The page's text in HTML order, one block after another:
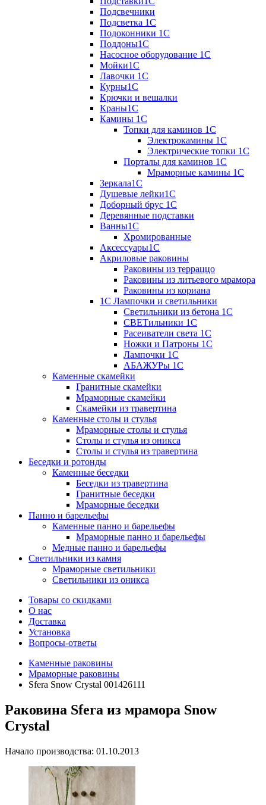
Подсвечники
Подсветка 1С
Подоконники 1С
Поддоны1С
Насосное оборудование 1С
Мойки1С
Лавочки 1С
Курны1С
Крючки и вешалки
Краны1С
Камины 1C
Топки для каминов 1C
Электрокамины 1С
Электрические топки 1C
Порталы для каминов 1С
Мраморные камины 1C
Зеркала1С
Душевые лейки1С
Доборный брус 1С
Деревянные подставки
Ванны1С
Хромированные
Аксессуары1С
Акриловые раковины
Раковины из терраццо
Раковины из литьевого мрамора
Раковины из кориана
1С Лампочки и светильники
Светильники из бетона 1С
СВЕТильники 1С
Расеиватели света 1С
Ножки и Патроны 1С
Лампочки 1С
АБАЖУРы 1С
Каменные скамейки
Гранитные скамейки
Мраморные скамейки
Скамейки из травертина
Каменные столы и стулья
Мраморные столы и стулья
Столы и стулья из оникса
Столы и стулья из травертина
Беседки и ротонды
Каменные беседки
Беседки из травертина
Гранитные беседки
Мраморные беседки
Панно и барельефы
Каменные панно и барельефы
Мраморные панно и барельефы
Медные панно и барельефы
Светильники из камня
Мраморные светильники
Светильники из оникса
Товары со скидками
О нас
Доставка
Установка
Вопросы-ответы
Каменные раковины
Мраморные раковины
Sfera Snow Crystal 001426111
Раковина Sfera из мрамора Snow
Crystal
Начало производства: 01.10.2013